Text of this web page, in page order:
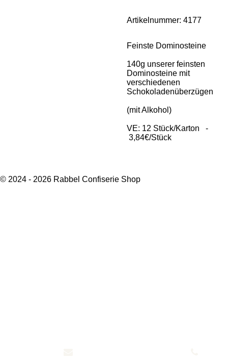
Artikelnummer: 4177
Feinste Dominosteine
140g unserer feinsten
Dominosteine mit
verschiedenen
Schokoladenüberzügen
(mit Alkohol)
VE: 12 Stück/Karton -
3,84€/Stück
© 2024 - 2026 Rabbel Confiserie Shop